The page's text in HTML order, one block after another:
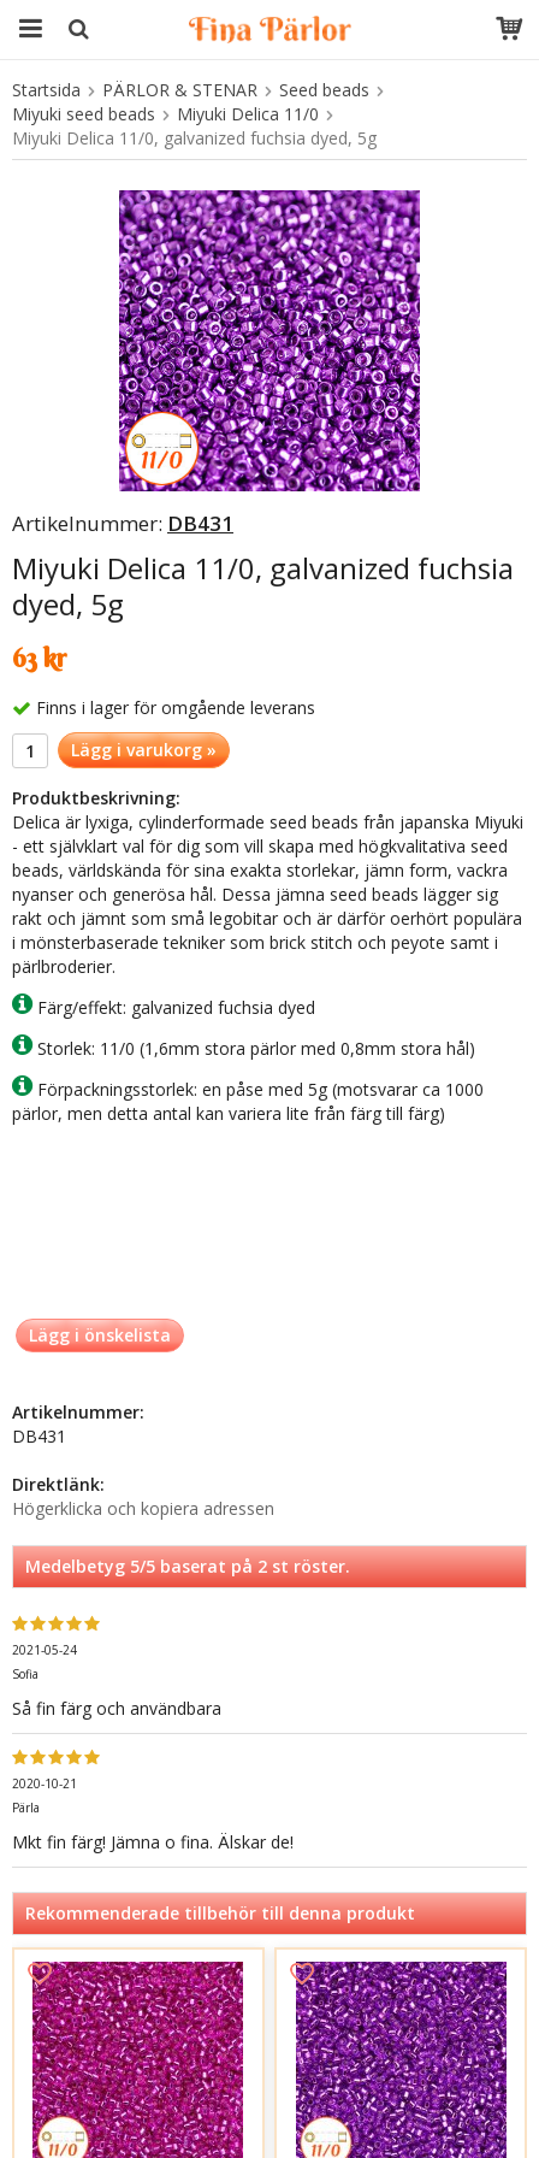
Produkten har blivit tillagd i varukorgen
Startsida PÄRLOR & STENAR
Seed beads
Miyuki seed beads
Miyuki Delica 11/0
Miyuki Delica 11/0, galvanized fuchsia dyed, 5g
Artikelnummer: DB431
Miyuki Delica 11/0, galvanized fuchsia
dyed, 5g
63 kr
Finns i lager för omgående leverans
Lägg i varukorg »
Produktbeskrivning:
Delica är lyxiga, cylinderformade seed beads från japanska Miyuki
- ett självklart val för dig som vill skapa med högkvalitativa seed
beads, världskända för sina exakta storlekar, jämn form, vackra
nyanser och generösa hål. Dessa jämna seed beads lägger sig
rakt och jämnt som små legobitar och är därför oerhört populära
i mönsterbaserade tekniker som brick stitch och peyote samt i
pärlbroderier.
Färg/effekt: galvanized fuchsia dyed
Storlek: 11/0 (1,6mm stora pärlor med 0,8mm stora hål)
Förpackningsstorlek: en påse med 5g (motsvarar ca 1000
pärlor, men detta antal kan variera lite från färg till färg)
Lägg i önskelista
Artikelnummer:
DB431
Direktlänk:
Högerklicka och kopiera adressen
Medelbetyg5/5 baserat på2st röster.
2021-05-24
Sofia
Så fin färg och användbara
2020-10-21
Pärla
Mkt fin färg! Jämna o fina. Älskar de!
Rekommenderade tillbehör till denna produkt